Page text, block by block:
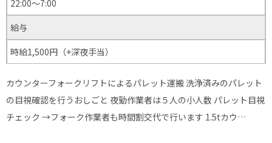
22:00～7:00
給与
時給1,500円（+深夜手当）
カウンターフォークリフトによるパレット運搬 洗浄済みのパレット
の目視確認を行うおしごと 夜勤作業者は５人の小人数 パレット目視
チェック →フォーク作業者も時間割交代で行います 1.5tカウ…